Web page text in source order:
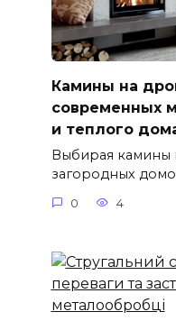
Камины на
современных
и теплого
Выбирая камины
загородных
0 4